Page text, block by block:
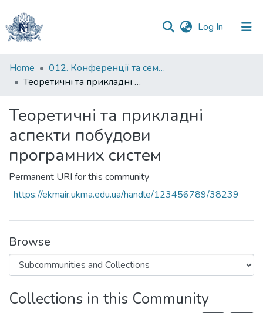
Log In (current)
Communities
&
All of DSpace
Home
012. Конференції та семінари НаУКМА
Теоретичні та прикладні аспекти побудови програмних систем
Теоретичні та прикладні
аспекти побудови
програмних систем
Permanent URI for this community
https://ekmair.ukma.edu.ua/handle/123456789/38239
Browse
Collections in this Community